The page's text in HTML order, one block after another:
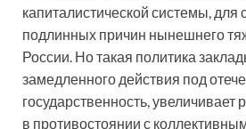
капиталистической системы, для
подлинных причин нынешнего
России. Но такая политика
замедленного действия под
государственность, увеличивает
в противостоянии с